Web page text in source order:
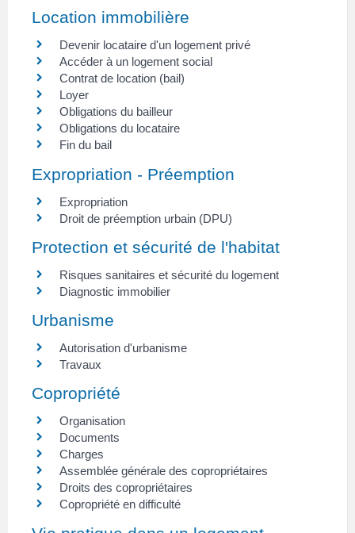
Location immobilière
Devenir locataire d'un logement privé
Accéder à un logement social
Contrat de location (bail)
Loyer
Obligations du bailleur
Obligations du locataire
Fin du bail
Expropriation - Préemption
Expropriation
Droit de préemption urbain (DPU)
Protection et sécurité de l'habitat
Risques sanitaires et sécurité du logement
Diagnostic immobilier
Urbanisme
Autorisation d'urbanisme
Travaux
Copropriété
Organisation
Documents
Charges
Assemblée générale des copropriétaires
Droits des copropriétaires
Copropriété en difficulté